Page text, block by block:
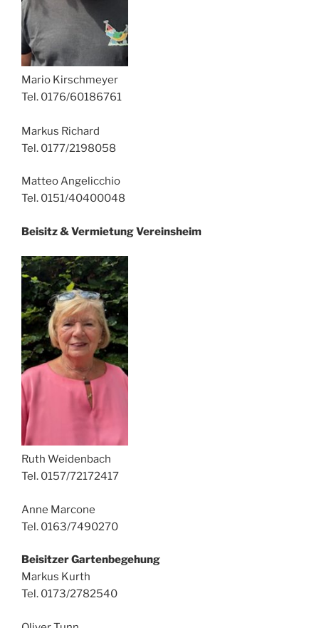
Mario Kirschmeyer
Tel. 0176/60186761
Markus Richard
Tel. 0177/2198058
Matteo Angelicchio
Tel. 0151/40400048
Beisitz & Vermietung Vereinsheim
Ruth Weidenbach
Tel. 0157/72172417
Anne Marcone
Tel. 0163/7490270
Beisitzer Gartenbegehung
Markus Kurth
Tel. 0173/2782540